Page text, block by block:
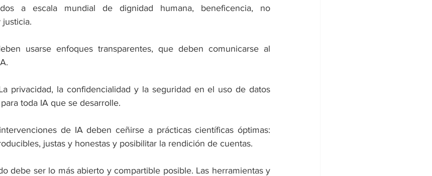
a escala mundial de dignidad humana, beneficencia, no
usarse enfoques transparentes, que deben comunicarse al
privacidad, la confidencialidad y la seguridad en el uso de datos
toda IA que se desarrolle.
de IA deben ceñirse a prácticas científicas óptimas:
justas y honestas y posibilitar la rendición de cuentas.
debe ser lo más abierto y compartible posible. Las herramientas y